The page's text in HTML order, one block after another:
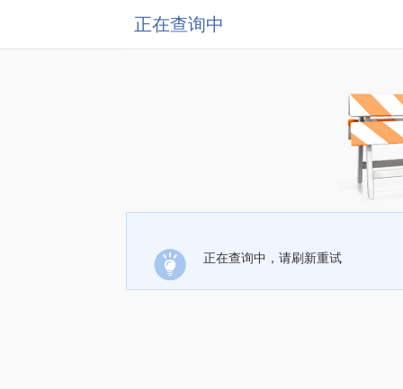
正在查询中
正在查询中，请刷新重试